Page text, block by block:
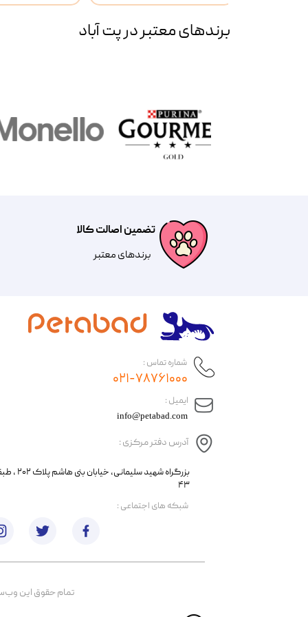
برند‌های معتبر در پت آباد
تضمین اصالت کالا
​​برندهای معتبر​​​​​​​
​ایمیل :
آدرس دفتر مرکزی :
info@petabad.com
​​بزرگراه شهید
۴۳
شماره تماس :
۰۲۱-۷۸۷۶۱۰۰۰
تمام حقوق اين
​شبکه های اجتماعی :